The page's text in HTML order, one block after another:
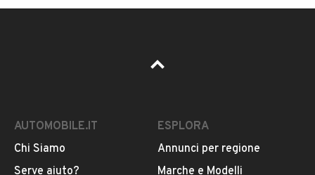
AUTOMOBILE.IT
Chi Siamo
Serve aiuto?
ESPLORA
Annunci per regione
Marche e Modelli